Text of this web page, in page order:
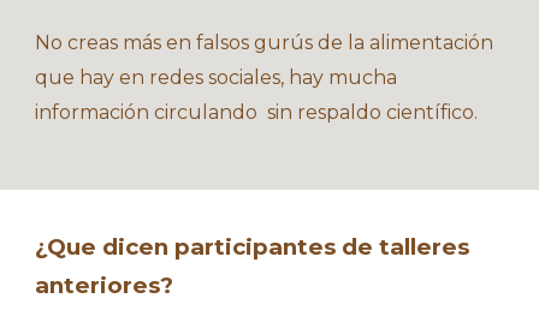
No creas más en falsos gurús de la alimentación
que hay en redes sociales, hay mucha
información circulando sin respaldo científico.
¿Que dicen participantes de talleres
anteriores?